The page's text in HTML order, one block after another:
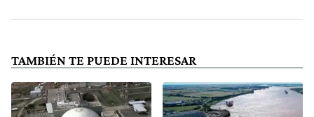
TAMBIÉN TE PUEDE INTERESAR